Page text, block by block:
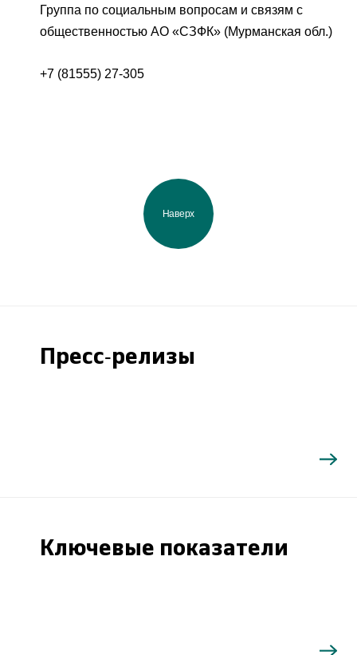
Группа по социальным вопросам и связям с
общественностью АО «СЗФК» (Мурманская обл.)
+7 (81555) 27-305
Наверх
Пресс-релизы
Ключевые показатели